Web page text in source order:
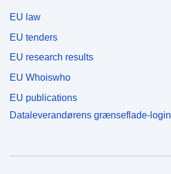
EU law
EU tenders
EU research results
EU Whoiswho
EU publications
Dataleverandørens grænseflade-login